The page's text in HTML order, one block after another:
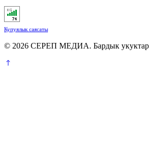
Купуялык саясаты
© 2026 СЕРЕП МЕДИА. Бардык укуктар